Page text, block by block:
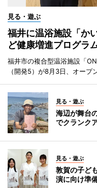
見る・遊ぶ
福井に温浴施設「か
ど健康増進プログラ
福井市の複合型温浴施設「
（開発5）が8月3日、オープ
見る・遊ぶ
海辺が舞台
でクランク
見る・遊ぶ
敦賀の子ど
演に向け準